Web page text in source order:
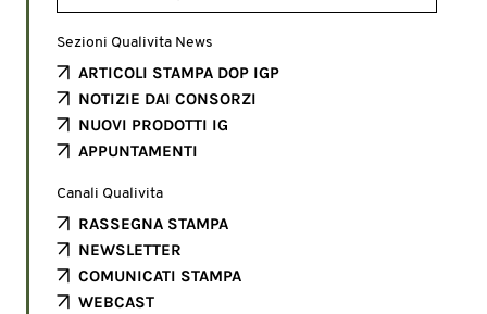
Sezioni Qualivita News
ARTICOLI STAMPA DOP IGP
NOTIZIE DAI CONSORZI
NUOVI PRODOTTI IG
APPUNTAMENTI
Canali Qualivita
RASSEGNA STAMPA
NEWSLETTER
COMUNICATI STAMPA
WEBCAST